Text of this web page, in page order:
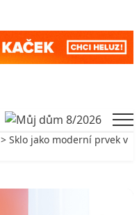
> Sklo jako moderní prvek v